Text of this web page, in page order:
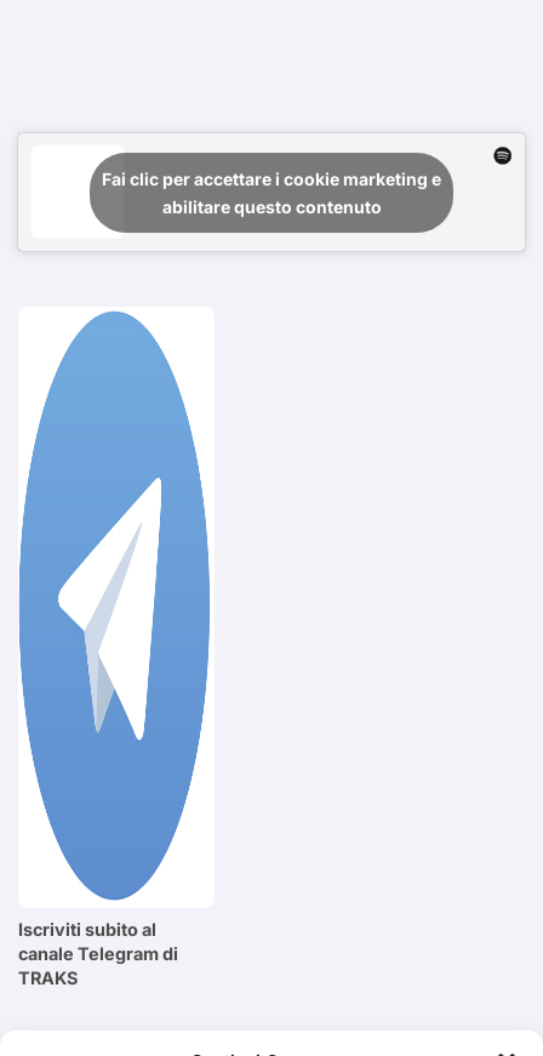
Fai clic per accettare i cookie marketing e
abilitare questo contenuto
Iscriviti subito al
canale Telegram di
TRAKS